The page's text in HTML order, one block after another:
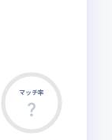
マッチ率